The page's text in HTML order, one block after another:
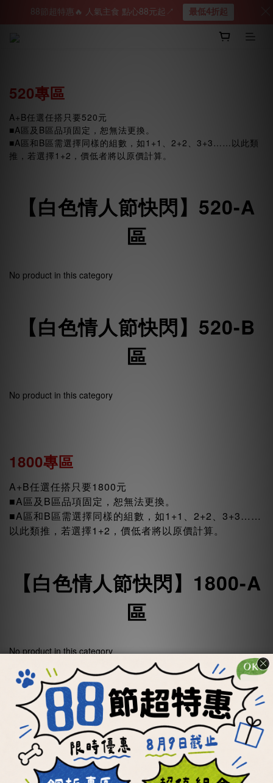
520專區
A+B任選任搭只要520元
■A區及B區品項固定，恕無法更換。
■A區和B區需選擇同樣的組數，如1+1、2+2、3+3……以此類
推，若選擇1+2，價低者將以原價計算。
【白色情人節快閃】520-A
區
No product in this category
【白色情人節快閃】520-B
區
No product in this category
1800專區
A+B任選任搭只要1800元
■A區及B區品項固定，恕無法更換。
■A區和B區需選擇同樣的組數，如1+1、2+2、3+3……
以此類推，若選擇1+2，價低者將以原價計算。
【白色情人節快閃】1800-A
區
No product in this category
【白色情人節快閃】1800-B
區
No product in this category
88節超特惠🔥 人氣主食 點心88元起↗︎ 最低4折起